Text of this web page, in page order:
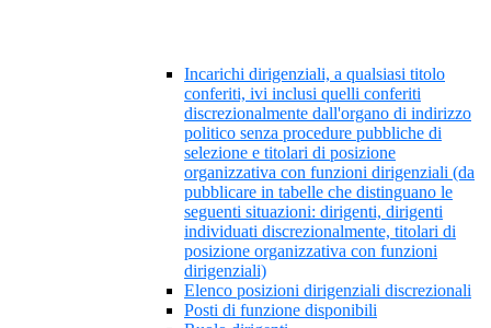
Incarichi dirigenziali, a qualsiasi titolo
conferiti, ivi inclusi quelli conferiti
discrezionalmente dall'organo di indirizzo
politico senza procedure pubbliche di
selezione e titolari di posizione
organizzativa con funzioni dirigenziali (da
pubblicare in tabelle che distinguano le
seguenti situazioni: dirigenti, dirigenti
individuati discrezionalmente, titolari di
posizione organizzativa con funzioni
dirigenziali)
Elenco posizioni dirigenziali discrezionali
Posti di funzione disponibili